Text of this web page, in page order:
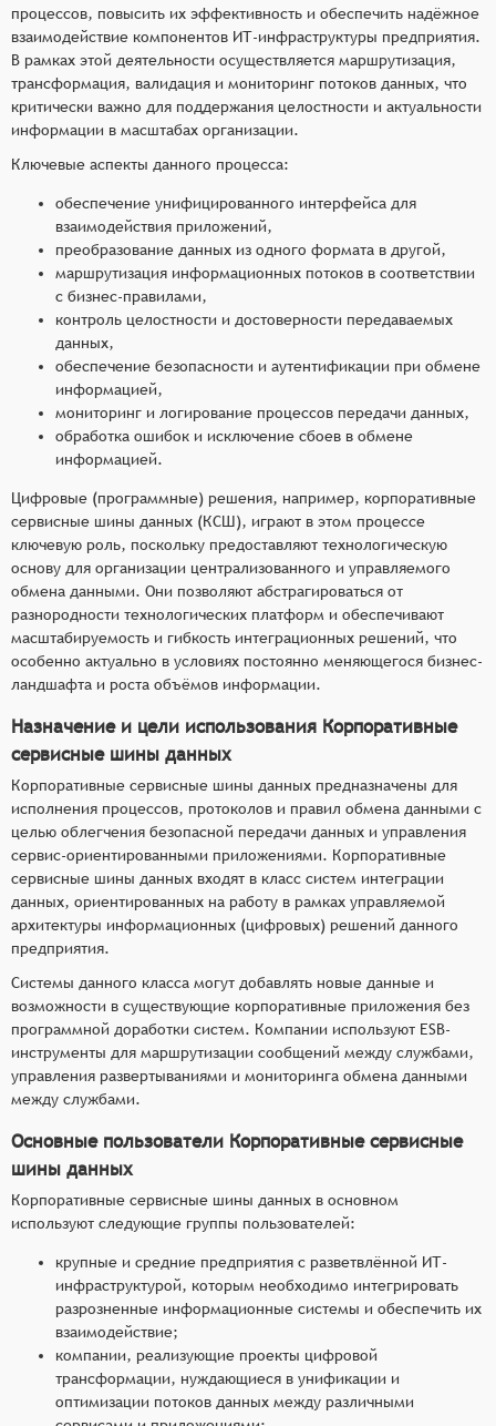
процессов, повысить их эффективность и обеспечить надёжное
взаимодействие компонентов ИТ-инфраструктуры предприятия.
В рамках этой деятельности осуществляется маршрутизация,
трансформация, валидация и мониторинг потоков данных, что
критически важно для поддержания целостности и актуальности
информации в масштабах организации.
Ключевые аспекты данного процесса:
обеспечение унифицированного интерфейса для
взаимодействия приложений,
преобразование данных из одного формата в другой,
маршрутизация информационных потоков в соответствии
с бизнес-правилами,
контроль целостности и достоверности передаваемых
данных,
обеспечение безопасности и аутентификации при обмене
информацией,
мониторинг и логирование процессов передачи данных,
обработка ошибок и исключение сбоев в обмене
информацией.
Цифровые (программные) решения, например, корпоративные
сервисные шины данных (КСШ), играют в этом процессе
ключевую роль, поскольку предоставляют технологическую
основу для организации централизованного и управляемого
обмена данными. Они позволяют абстрагироваться от
разнородности технологических платформ и обеспечивают
масштабируемость и гибкость интеграционных решений, что
особенно актуально в условиях постоянно меняющегося бизнес-
ландшафта и роста объёмов информации.
Назначение и цели использования Корпоративные
сервисные шины данных
Корпоративные сервисные шины данных предназначены для
исполнения процессов, протоколов и правил обмена данными с
целью облегчения безопасной передачи данных и управления
сервис-ориентированными приложениями. Корпоративные
сервисные шины данных входят в класс систем интеграции
данных, ориентированных на работу в рамках управляемой
архитектуры информационных (цифровых) решений данного
предприятия.
Системы данного класса могут добавлять новые данные и
возможности в существующие корпоративные приложения без
программной доработки систем. Компании используют ESB-
инструменты для маршрутизации сообщений между службами,
управления развертываниями и мониторинга обмена данными
между службами.
Основные пользователи Корпоративные сервисные
шины данных
Корпоративные сервисные шины данных в основном
используют следующие группы пользователей:
крупные и средние предприятия с разветвлённой ИТ-
инфраструктурой, которым необходимо интегрировать
разрозненные информационные системы и обеспечить их
взаимодействие;
компании, реализующие проекты цифровой
трансформации, нуждающиеся в унификации и
оптимизации потоков данных между различными